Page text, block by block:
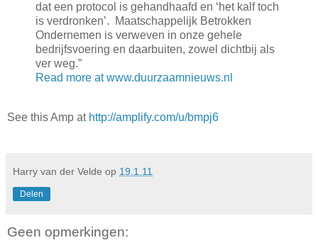
dat een protocol is gehandhaafd en ‘het kalf toch
is verdronken’. Maatschappelijk Betrokken
Ondernemen is verweven in onze gehele
bedrijfsvoering en daarbuiten, zowel dichtbij als
ver weg.”
Read more at www.duurzaamnieuws.nl
See this Amp at http://amplify.com/u/bmpj6
Harry van der Velde op 19.1.11
Delen
Geen opmerkingen: